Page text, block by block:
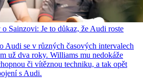
Sainzovi: Je to důkaz, že Audi roste
Audi se v různých časových intervalech
už dva roky. Williams mu nedokáže
či vítěznou techniku, a tak opět
s Audi.